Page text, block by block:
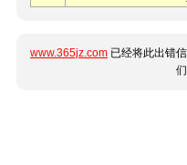
www.365jz.com 已经将此出错